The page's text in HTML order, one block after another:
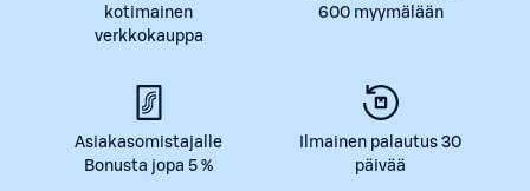
kotimainen
verkkokauppa
600 myymälään
Asiakasomistajalle
Bonusta jopa 5 %
Ilmainen palautus 30
päivää